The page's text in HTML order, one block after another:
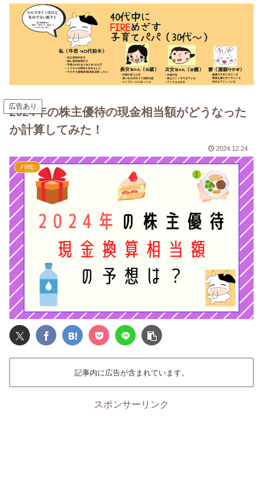
広告あり
2024年の株主優待の現金相当額がどうなった
か計算してみた！
2024.12.24
FIRE
記事内に広告が含まれています。
スポンサーリンク